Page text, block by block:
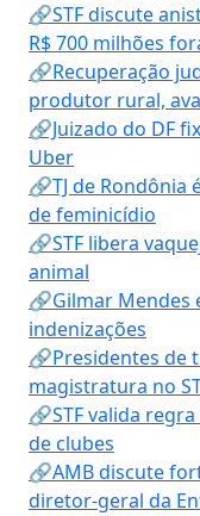
🔗STF discute
R$ 700 milhões
🔗Recuperação
produtor rural,
🔗Juizado do DF
Uber
🔗TJ de Rondônia
de feminicídio
🔗STF libera
animal
🔗Gilmar Mendes
indenizações
🔗Presidentes de
magistratura no
🔗STF valida
de clubes
🔗AMB discute
diretor-geral da